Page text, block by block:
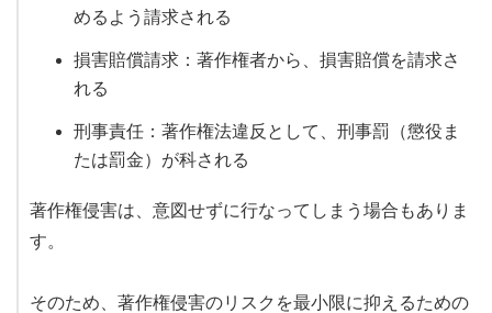
めるよう請求される
損害賠償請求：著作権者から、損害賠償を請求さ
れる
刑事責任：著作権法違反として、刑事罰（懲役ま
たは罰金）が科される
著作権侵害は、意図せずに行なってしまう場合もありま
す。
そのため、著作権侵害のリスクを最小限に抑えるための